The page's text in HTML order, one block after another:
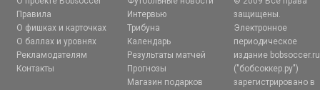
Правила
О фишках и карточках
О баллах и уровнях
Рекламодателям
Контакты
Интервью
Трибуна
Календарь
Результаты матчей
Прогнозы
Магазин подарков
защищены.
Электронное
периодическое
издание bobsoccer.ru
("бобсоккер.ру")
зарегистрировано в